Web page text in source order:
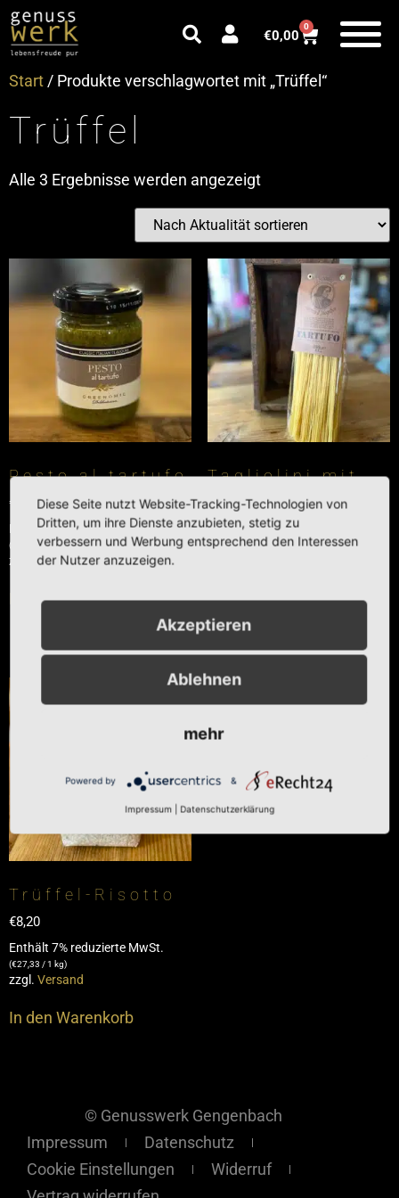
€0,00
0
Start / Produkte verschlagwortet mit „Trüffel“
Trüffel
Alle 3 Ergebnisse werden angezeigt
Pesto al tartufo
€ 6,90
Enthält 7% reduzierte MwSt.
( 51,11/ 1 kg)
zzgl.Versand
In den Warenkorb
Tagliolini mit
Trüffeln
€7,20
Enthält 7% reduzierte MwSt.
In den Warenkorb
Trüffel-Risotto
€8,20
Enthält 7% reduzierte MwSt.
(€27,33 / 1 kg)
zzgl. Versand
In den Warenkorb
© Genusswerk Gengenbach
Impressum
Datenschutz
Cookie Einstellungen
Widerruf
Diese Seite nutzt Website-Tracking-Technologien von
Dritten, um ihre Dienste anzubieten, stetig zu
verbessern und Werbung entsprechend den Interessen
der Nutzer anzuzeigen.
Akzeptieren
Ablehnen
mehr
Powered by &
Impressum Datenschutzerklärung